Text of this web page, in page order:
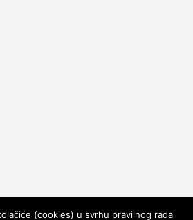
(cookies) u svrhu pravilnog rada